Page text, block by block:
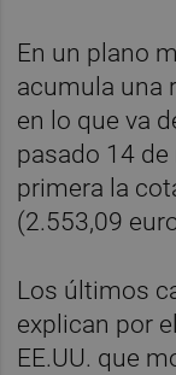
En un plano
acumula una
en lo que va
pasado 14
primera la
(2.553,09
Los últimos
explican por
EE.UU. que